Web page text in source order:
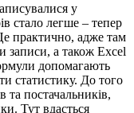
у
стало легше – тепер
практично, адже там
записи, а також Excel
допомагають
статистику. До того
та постачальників,
Тут вдасться